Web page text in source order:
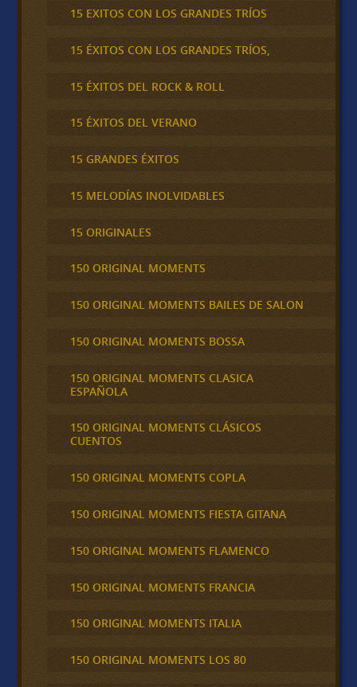
15 EXITOS CON LOS GRANDES TRÍOS
15 ÉXITOS CON LOS GRANDES TRÍOS,
15 ÉXITOS DEL ROCK & ROLL
15 ÉXITOS DEL VERANO
15 GRANDES ÉXITOS
15 MELODÍAS INOLVIDABLES
15 ORIGINALES
150 ORIGINAL MOMENTS
150 ORIGINAL MOMENTS BAILES DE SALON
150 ORIGINAL MOMENTS BOSSA
150 ORIGINAL MOMENTS CLASICA
ESPAÑOLA
150 ORIGINAL MOMENTS CLÁSICOS
CUENTOS
150 ORIGINAL MOMENTS COPLA
150 ORIGINAL MOMENTS FIESTA GITANA
150 ORIGINAL MOMENTS FLAMENCO
150 ORIGINAL MOMENTS FRANCIA
150 ORIGINAL MOMENTS ITALIA
150 ORIGINAL MOMENTS LOS 80